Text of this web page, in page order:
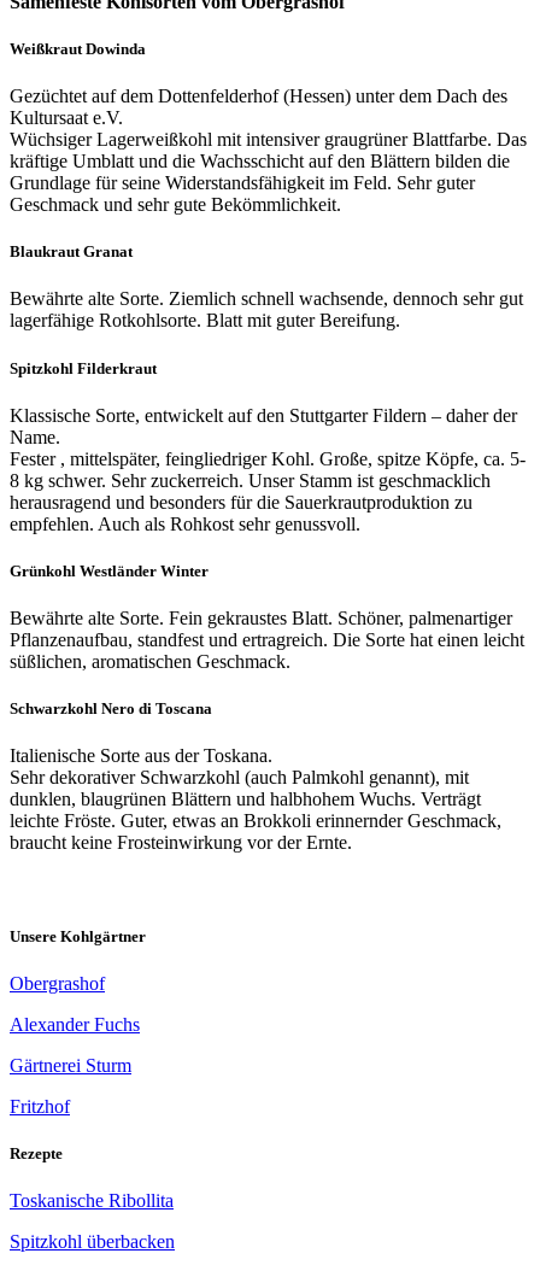
Weißkraut Dowinda
Gezüchtet auf dem Dottenfelderhof (Hessen) unter dem Dach des
Kultursaat e.V.
Wüchsiger Lagerweißkohl mit intensiver graugrüner Blattfarbe. Das
kräftige Umblatt und die Wachsschicht auf den Blättern bilden die
Grundlage für seine Widerstandsfähigkeit im Feld. Sehr guter
Geschmack und sehr gute Bekömmlichkeit.
Blaukraut Granat
Bewährte alte Sorte. Ziemlich schnell wachsende, dennoch sehr gut
lagerfähige Rotkohlsorte. Blatt mit guter Bereifung.
Spitzkohl Filderkraut
Klassische Sorte, entwickelt auf den Stuttgarter Fildern – daher der
Name.
Fester , mittelspäter, feingliedriger Kohl. Große, spitze Köpfe, ca. 5-
8 kg schwer. Sehr zuckerreich. Unser Stamm ist geschmacklich
herausragend und besonders für die Sauerkrautproduktion zu
empfehlen. Auch als Rohkost sehr genussvoll.
Grünkohl Westländer Winter
Bewährte alte Sorte. Fein gekraustes Blatt. Schöner, palmenartiger
Pflanzenaufbau, standfest und ertragreich. Die Sorte hat einen leicht
süßlichen, aromatischen Geschmack.
Schwarzkohl Nero di Toscana
Italienische Sorte aus der Toskana.
Sehr dekorativer Schwarzkohl (auch Palmkohl genannt), mit
dunklen, blaugrünen Blättern und halbhohem Wuchs. Verträgt
leichte Fröste. Guter, etwas an Brokkoli erinnernder Geschmack,
braucht keine Frosteinwirkung vor der Ernte.
Unsere Kohlgärtner
Obergrashof
Alexander Fuchs
Gärtnerei Sturm
Fritzhof
Rezepte
Toskanische Ribollita
Spitzkohl überbacken